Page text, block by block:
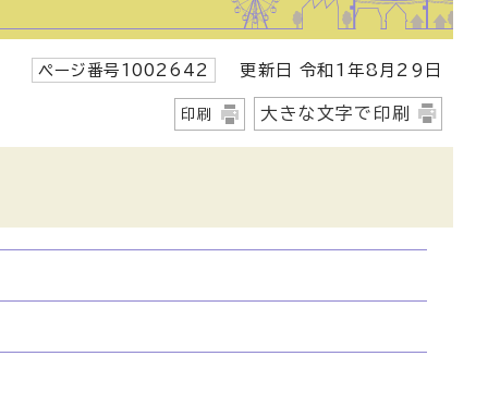
ページ番号1002642 更新日 令和1年8月29日
印刷 大きな文字で印刷